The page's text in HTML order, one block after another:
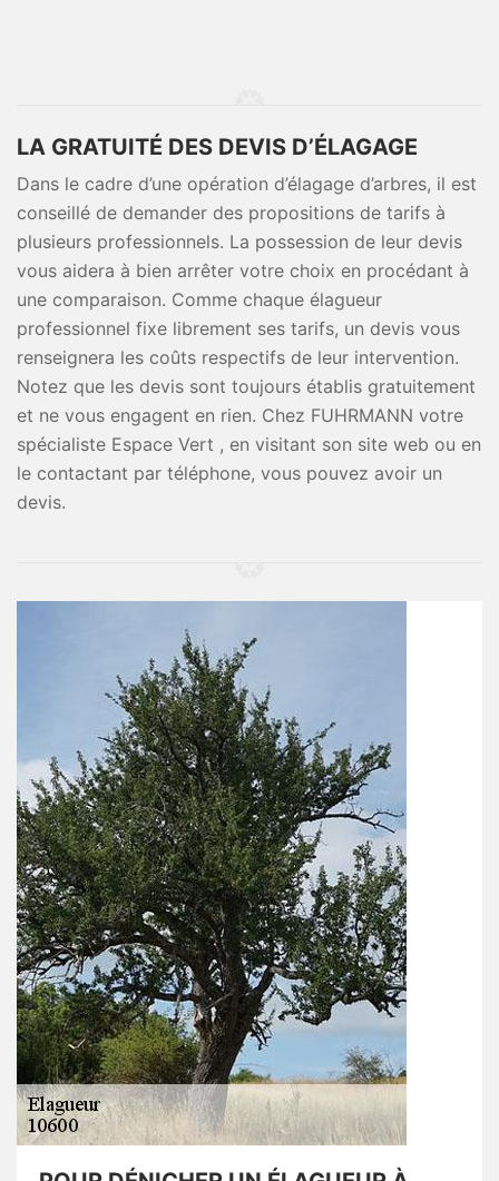
LA GRATUITÉ DES DEVIS D’ÉLAGAGE
Dans le cadre d’une opération d’élagage d’arbres, il est
conseillé de demander des propositions de tarifs à
plusieurs professionnels. La possession de leur devis
vous aidera à bien arrêter votre choix en procédant à
une comparaison. Comme chaque élagueur
professionnel fixe librement ses tarifs, un devis vous
renseignera les coûts respectifs de leur intervention.
Notez que les devis sont toujours établis gratuitement
et ne vous engagent en rien. Chez FUHRMANN votre
spécialiste Espace Vert , en visitant son site web ou en
le contactant par téléphone, vous pouvez avoir un
devis.